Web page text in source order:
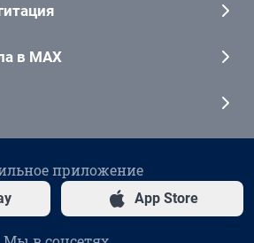
в MAX
приложение
App Store